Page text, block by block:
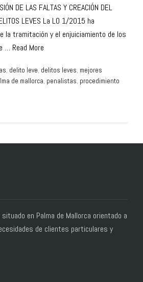
DE LAS FALTAS Y CREACIÓN DEL
LEVES La LO 1/2015 ha
la tramitación y el enjuiciamiento de los
… Read More
, delito leve, delitos leves, mejores
de mallorca, penalistas, procedimiento
en Palma de Mallorca orientado a
de clientes particulares y